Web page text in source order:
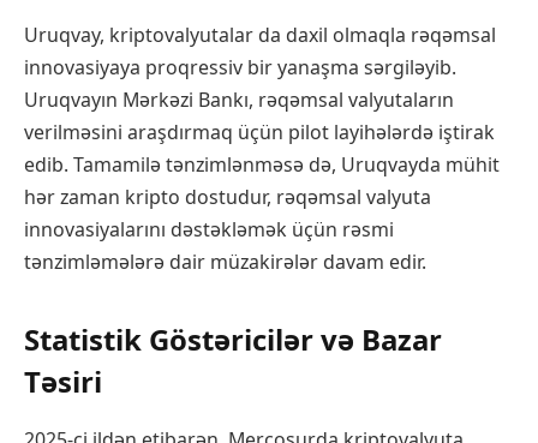
Uruqvay, kriptovalyutalar da daxil olmaqla rəqəmsal
innovasiyaya proqressiv bir yanaşma sərgiləyib.
Uruqvayın Mərkəzi Bankı, rəqəmsal valyutaların
verilməsini araşdırmaq üçün pilot layihələrdə iştirak
edib. Tamamilə tənzimlənməsə də, Uruqvayda mühit
hər zaman kripto dostudur, rəqəmsal valyuta
innovasiyalarını dəstəkləmək üçün rəsmi
tənzimləmələrə dair müzakirələr davam edir.
Statistik Göstəricilər və Bazar
Təsiri